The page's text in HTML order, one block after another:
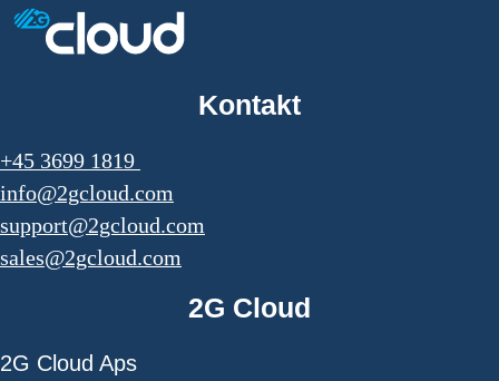
Kontakt
+45 3699 1819
info@2gcloud.com
support@2gcloud.com
sales@2gcloud.com
2G Cloud
2G Cloud Aps